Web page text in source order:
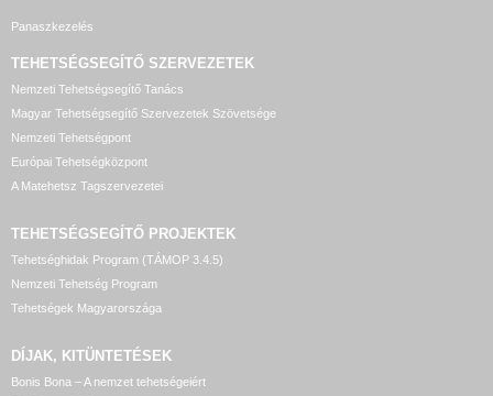
Panaszkezelés
TEHETSÉGSEGÍTŐ SZERVEZETEK
Nemzeti Tehetségsegítő Tanács
Magyar Tehetségsegítő Szervezetek Szövetsége
Nemzeti Tehetségpont
Európai Tehetségközpont
A Matehetsz Tagszervezetei
TEHETSÉGSEGÍTŐ PROJEKTEK
Tehetséghidak Program (TÁMOP 3.4.5)
Nemzeti Tehetség Program
Tehetségek Magyarországa
DÍJAK, KITÜNTETÉSEK
Bonis Bona – A nemzet tehetségeiért